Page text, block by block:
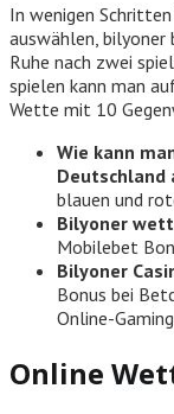
In wenigen
auswählen, bilyoner
Ruhe nach zwei
spielen kann man
Wette mit 10
Wie kann
Deutschland
blauen und
Bilyoner
Mobilebet
Bilyoner
Bonus bei
Online-
Online